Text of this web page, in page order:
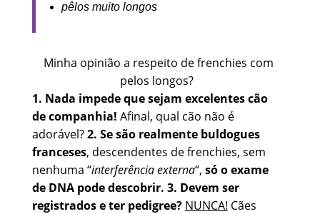
pêlos muito longos
Minha opinião a respeito de frenchies com
pelos longos?
1. Nada impede que sejam excelentes cão
de companhia! Afinal, qual cão não é
adorável?2. Se são realmente buldogues
franceses, descendentes de frenchies, sem
nenhuma “interferência externa“, só o exame
de DNA pode descobrir. 3. Devem ser
registrados e ter pedigree? NUNCA! Cães